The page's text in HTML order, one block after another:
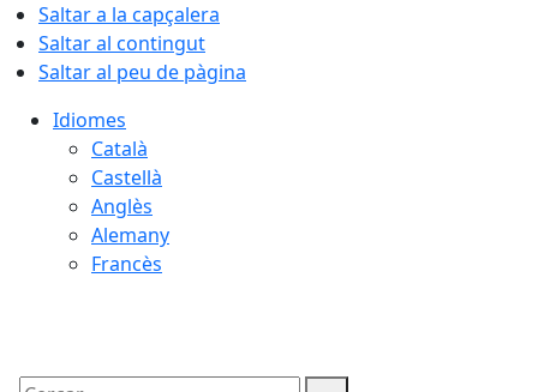
Saltar a la capçalera
Saltar al contingut
Saltar al peu de pàgina
Idiomes
Català
Castellà
Anglès
Alemany
Francès